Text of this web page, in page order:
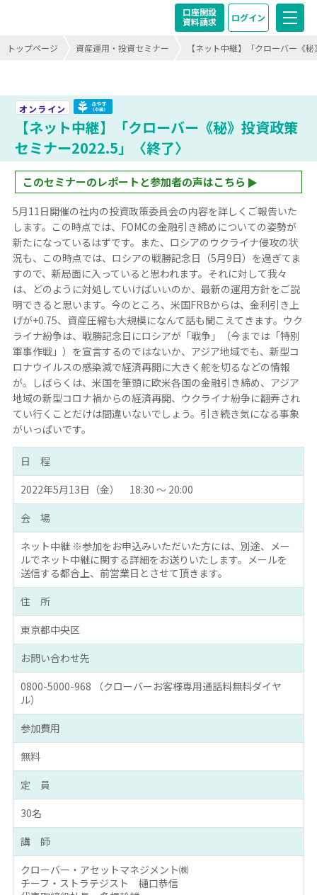
口座開設
資料請求
ログイン
トップページ 資産運用・投資セミナー 【ネット中継】「クローバー《
【ネット中継】「クローバー《秘》投資政策
セミナー2022.5」〈終了〉
オンライン
このセミナーのレポートと参加者の声はこちら
5月11日開催の社内の投資政策委員会の内容を詳しくご報告いた
します。この時点では、FOMCの金融引き締めについての姿勢が
新たになっているはずです。また、ロシアのウクライナ侵攻の状
況も、この時点では、ロシアの戦勝記念日（5月9日）を過ぎてま
すので、新局面に入っていると思われます。それに対して我々
は、どのように対処していけばいいのか、最新の運用方針をご説
明できると思います。今のところ、米国FRBからは、金利引き上
げが+0.75、資産圧縮も大規模になんて話も聞こえてきます。ウク
ライナ紛争は、戦勝記念日にロシアが「戦争」（今までは「特別
軍事作戦」）を宣言するのではないか、アジア地域でも、新型コ
ロナウイルスの感染減で経済再開に大きく舵を切るなどの情報
が。しばらくは、米国を筆頭に欧米各国の金融引き締め、アジア
地域の新型コロナ禍からの経済再開、ウクライナ紛争に翻弄され
てい行くことだけは間違いないでしょう。引き続き気になる事象
がいっぱいです。
日 程
2022年5月13日（金） 18:30 ～ 20:00
会 場
ネット中継 ※参加をお申込みいただいた方には、別途、メー
ルでネット中継に関する詳細をお送りいたします。メールを
送信する都合上、前営業日とさせて頂きます。
住 所
東京都中央区
お問い合わせ先
0800-5000-968 （クローバーお客様専用通話料無料ダイヤ
ル）
参加費用
無料
定 員
30名
講 師
クローバー・アセットマネジメント㈱
チーフ・ストラテジスト 樋口恭信